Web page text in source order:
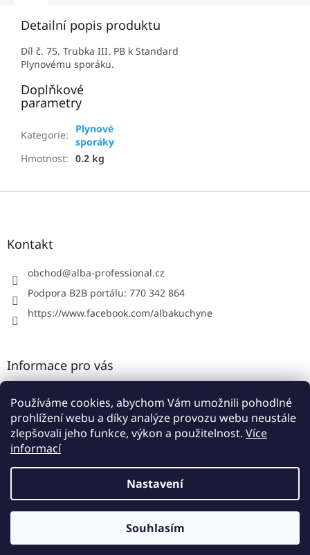
Používáme cookies, abychom Vám umožnili pohodlné
prohlížení webu a díky analýze provozu webu neustále
zlepšovali jeho funkce, výkon a použitelnost. Více
informací
Nastavení
Souhlasím
Detailní popis produktu
Díl č. 75. Trubka III. PB k Standard
Plynovému sporáku.
Doplňkové
parametry
Kategorie:
Plynové
sporáky
Hmotnost: 0.2 kg
Z
Kontakt
obchod@alba-professional.cz
Podpora B2B portálu: 770 342 864
https://www.facebook.com/albakuchyne
Informace pro vás
Obchodní podmínky
Podmínky ochrany osobních údajů
Vytvořil Shoptet
Alba B2B portál. Všechna práva vyhrazena.